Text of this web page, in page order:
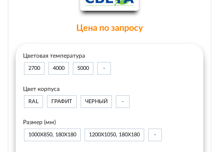
Цена по запросу
Цветовая температура
2700 4000 5000 -
Цвет корпуса
RAL ГРАФИТ ЧЕРНЫЙ -
Размер (мм)
1000Х850, 180Х180 1200Х1050, 180Х180 -